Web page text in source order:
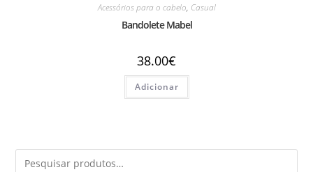
Acessórios para o cabelo, Casual
Bandolete Mabel
38.00€
Adicionar